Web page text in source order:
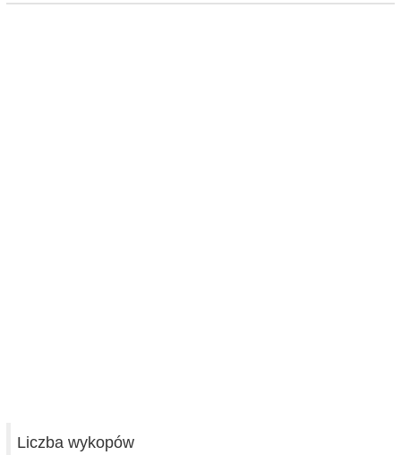
Liczba wykopów